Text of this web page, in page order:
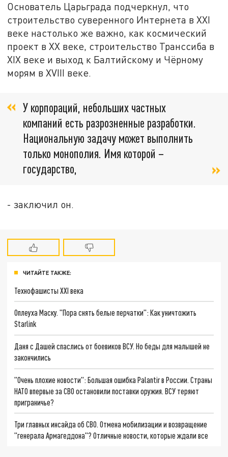
Основатель Царьграда подчеркнул, что
строительство суверенного Интернета в XXI
веке настолько же важно, как космический
проект в XX веке, строительство Транссиба в
XIX веке и выход к Балтийскому и Чёрному
морям в XVIII веке.
У корпораций, небольших частных
компаний есть разрозненные разработки.
Национальную задачу может выполнить
только монополия. Имя которой –
государство,
- заключил он.
ЧИТАЙТЕ ТАКЖЕ:
Технофашисты XXI века
Оплеуха Маску. "Пора снять белые перчатки": Как уничтожить
Starlink
Даня с Дашей спаслись от боевиков ВСУ. Но беды для малышей не
закончились
"Очень плохие новости": Большая ошибка Palantir в России. Страны
НАТО впервые за СВО остановили поставки оружия. ВСУ теряют
приграничье?
Три главных инсайда об СВО. Отмена мобилизации и возвращение
"генерала Армагеддона"? Отличные новости, которые ждали все